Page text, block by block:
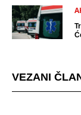
VEZANI